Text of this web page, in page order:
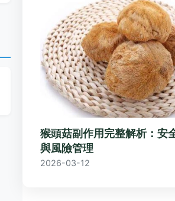
猴頭菇副作用完整解析：安
與風險管理
2026-03-12